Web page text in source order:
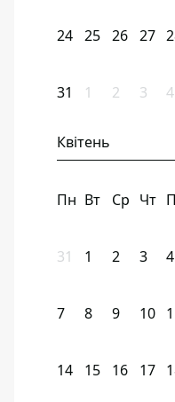
24 25 26 27
31 1 2 3 4
Квітень
Пн Вт Ср Чт
31 1 2 3 4
7 8 9 10
14 15 16 17